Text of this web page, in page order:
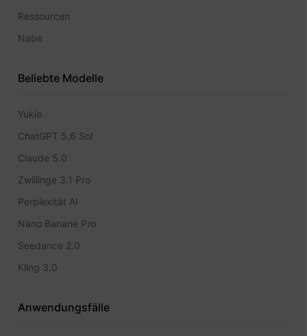
Ressourcen
Nabe
Beliebte Modelle
Yukie
ChatGPT 5,6 Sol
Claude 5.0
Zwillinge 3.1 Pro
Perplexität AI
Nano Banane Pro
Seedance 2.0
Kling 3.0
Anwendungsfälle